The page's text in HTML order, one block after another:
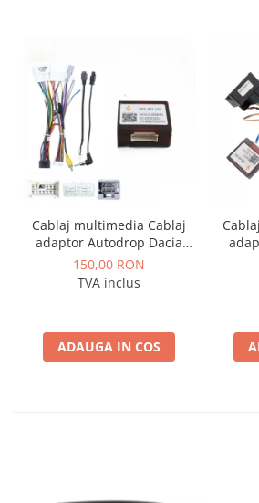
Cablaj multimedia Cablaj
adaptor Autodrop Dacia
Logan / Sandero pentru
Navigatii multimedia
150,00 RON
TVA inclus
ADAUGA IN COS